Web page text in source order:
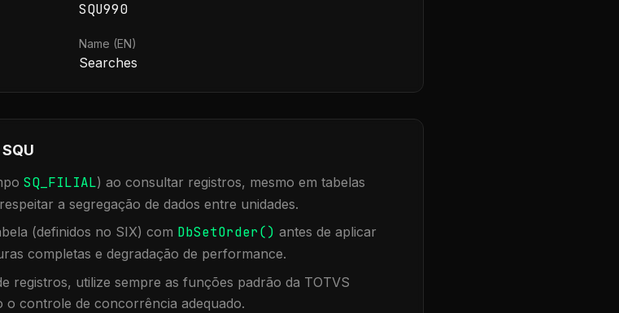
SQU990
Name (EN)
Searches
SQU
SQ_FILIAL) ao consultar registros, mesmo em tabelas
a segregação de dados entre unidades.
(definidos no SIX) com DbSetOrder() antes de aplicar
completas e degradação de performance.
registros, utilize sempre as funções padrão da TOTVS
o controle de concorrência adequado.